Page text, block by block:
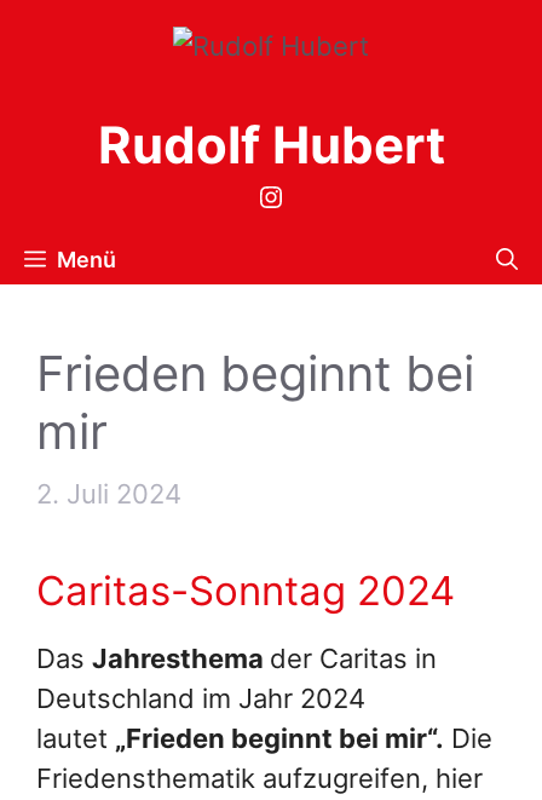
Rudolf Hubert
Instagram
Menü
Frieden beginnt bei
mir
2. Juli 2024
Caritas-Sonntag 2024
Das Jahresthema der Caritas in
Deutschland im Jahr 2024
lautet „Frieden beginnt bei mir“. Die
Friedensthematik aufzugreifen, hier